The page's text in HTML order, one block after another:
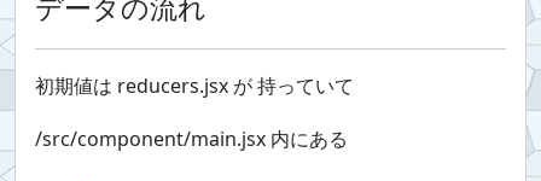
初期値は reducers.jsx が 持っていて
/src/component/main.jsx 内にある